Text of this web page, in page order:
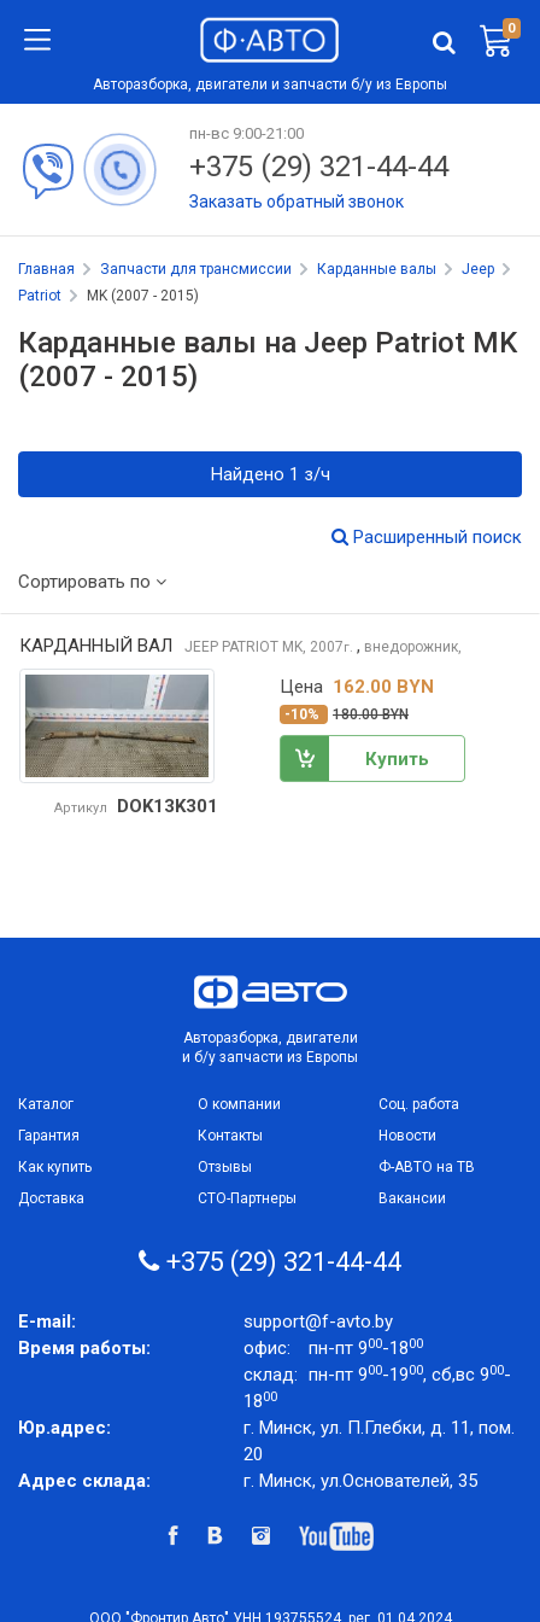
0
Авторазборка, двигатели и запчасти б/у из Европы
пн-вс 9:00-21:00
+375 (29) 321-44-44
Заказать обратный звонок
Главная Запчасти для трансмиссии Карданные валы
Jeep
Patriot
MK (2007 - 2015)
Карданные валы на Jeep Patriot MK
(2007 - 2015)
Найдено 1 з/ч
Расширенный поиск
Сортировать по
КАРДАННЫЙ ВАЛ JEEP PATRIOT MK, 2007г. , внедорожник,
Артикул DOK13K301
Цена 162.00 BYN
-10% 180.00 BYN
Купить
Авторазборка, двигатели
и б/у запчасти из Европы
Каталог
Гарантия
Как купить
Доставка
О компании
Контакты
Отзывы
СТО-Партнеры
Соц. работа
Новости
Ф-АВТО на ТВ
Вакансии
+375 (29) 321-44-44
E-mail:
support@f-avto.by
Время работы:
офис: пн-пт 900-1800
склад: пн-пт 900-1900, сб,вс 900-
1800
Юр.адрес:
г. Минск, ул. П.Глебки, д. 11, пом.
20
Адрес склада:
г. Минск, ул.Основателей, 35